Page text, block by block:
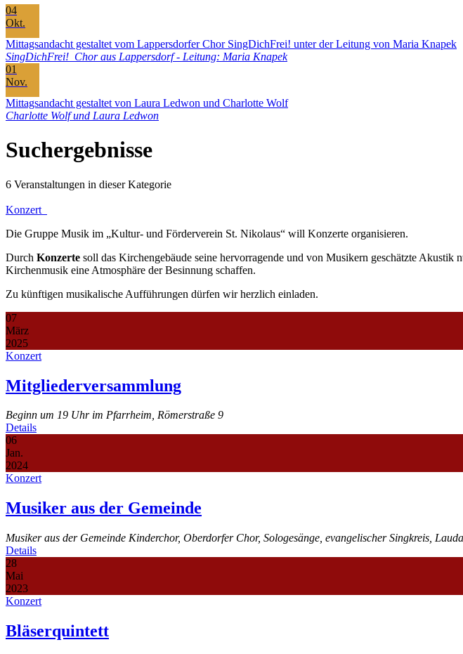
04
Okt.
Mittagsandacht gestaltet vom Lappersdorfer Chor SingDichFrei! unter der Leitung von Maria Knapek
SingDichFrei! Chor aus Lappersdorf - Leitung: Maria Knapek
01
Nov.
Mittagsandacht gestaltet von Laura Ledwon und Charlotte Wolf
Charlotte Wolf und Laura Ledwon
Suchergebnisse
6 Veranstaltungen in dieser Kategorie
Konzert
Die Gruppe Musik im „Kultur- und Förderverein St. Nikolaus“ will Konzerte organisieren.
Durch Konzerte soll das Kirchengebäude seine hervorragende und von Musikern geschätzte
Kirchenmusik eine Atmosphäre der Besinnung schaffen.
Zu künftigen musikalische Aufführungen dürfen wir herzlich einladen.
07
März
2025
Konzert
Mitgliederversammlung
Beginn um 19 Uhr im Pfarrheim, Römerstraße 9
Details
06
Jan.
2024
Konzert
Musiker aus der Gemeinde
Musiker aus der Gemeinde Kinderchor, Oberdorfer Chor, Sologesänge, evangelischer Singkreis,
Details
28
Mai
2023
Konzert
Bläserquintett